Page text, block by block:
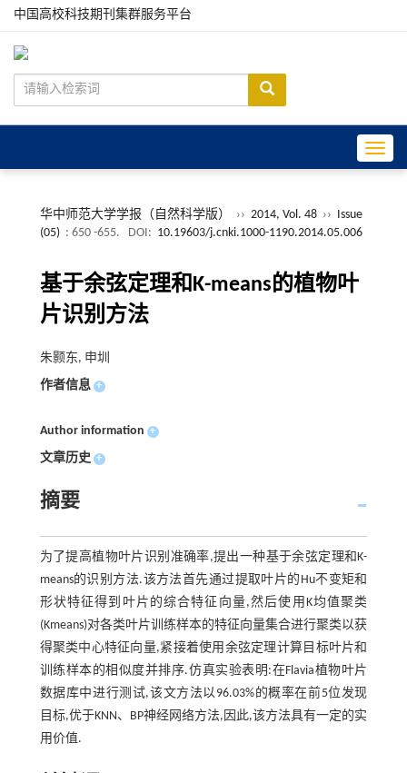
中国高校科技期刊集群服务平台
华中师范大学学报（自然科学版） ›› 2014, Vol. 48 ›› Issue
(05) : 650 -655. DOI: 10.19603/j.cnki.1000-1190.2014.05.006
基于余弦定理和K-means的植物叶
片识别方法
朱颢东, 申圳
作者信息 +
Author information +
文章历史 +
摘要
为了提高植物叶片识别准确率,提出一种基于余弦定理和K-
means的识别方法.该方法首先通过提取叶片的Hu不变矩和
形状特征得到叶片的综合特征向量,然后使用K均值聚类
(Kmeans)对各类叶片训练样本的特征向量集合进行聚类以获
得聚类中心特征向量,紧接着使用余弦定理计算目标叶片和
训练样本的相似度并排序.仿真实验表明:在Flavia植物叶片
数据库中进行测试,该文方法以96.03%的概率在前5位发现
目标,优于KNN、BP神经网络方法,因此,该方法具有一定的实
用价值.